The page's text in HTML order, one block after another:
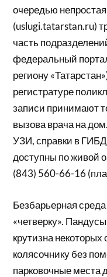
очередью
(uslugi.tatarstan.ru)
часть
федеральный
региону
регистратуре
записи принимают
вызова врача на
УЗИ, справки в
доступны по живой
(843) 560-66-16
Безбарьерная
«четверку».
крутизна
колясочнику без
парковочные места